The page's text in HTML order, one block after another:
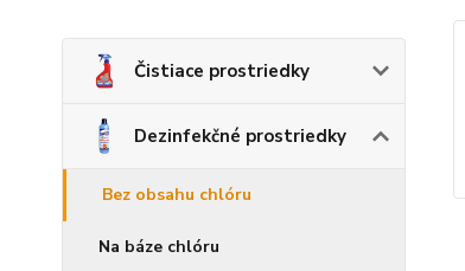
Čistiace prostriedky
Dezinfekčné prostriedky
Bez obsahu chlóru
Na báze chlóru